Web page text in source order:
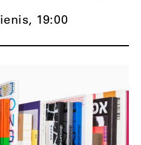
19:00